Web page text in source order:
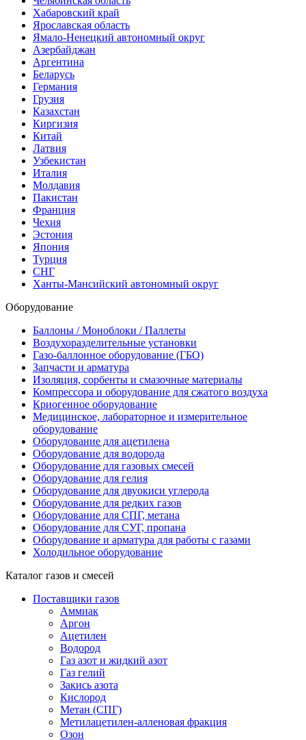
Хабаровский край
Ярославская область
Ямало-Ненецкий автономный округ
Азербайджан
Аргентина
Беларусь
Германия
Грузия
Казахстан
Киргизия
Китай
Латвия
Узбекистан
Италия
Молдавия
Пакистан
Франция
Чехия
Эстония
Япония
Турция
СНГ
Ханты-Мансийский автономный округ
Оборудование
Баллоны / Моноблоки / Паллеты
Воздухоразделительные установки
Газо-баллонное оборудование (ГБО)
Запчасти и арматура
Изоляция, сорбенты и смазочные материалы
Компрессора и оборудование для сжатого воздуха
Криогенное оборудование
Медицинское, лабораторное и измерительное
оборудование
Оборудование для ацетилена
Оборудование для водорода
Оборудование для газовых смесей
Оборудование для гелия
Оборудование для двуокиси углерода
Оборудование для редких газов
Оборудование для СПГ, метана
Оборудование для СУГ, пропана
Оборудование и арматура для работы с газами
Холодильное оборудование
Каталог газов и смесей
Поставщики газов
Аммиак
Аргон
Ацетилен
Водород
Газ азот и жидкий азот
Газ гелий
Закись азота
Кислород
Метан (СПГ)
Метилацетилен-алленовая фракция
Озон